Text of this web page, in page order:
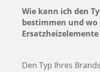
Wie kann ich den
bestimmen und
Den Typ Ihres